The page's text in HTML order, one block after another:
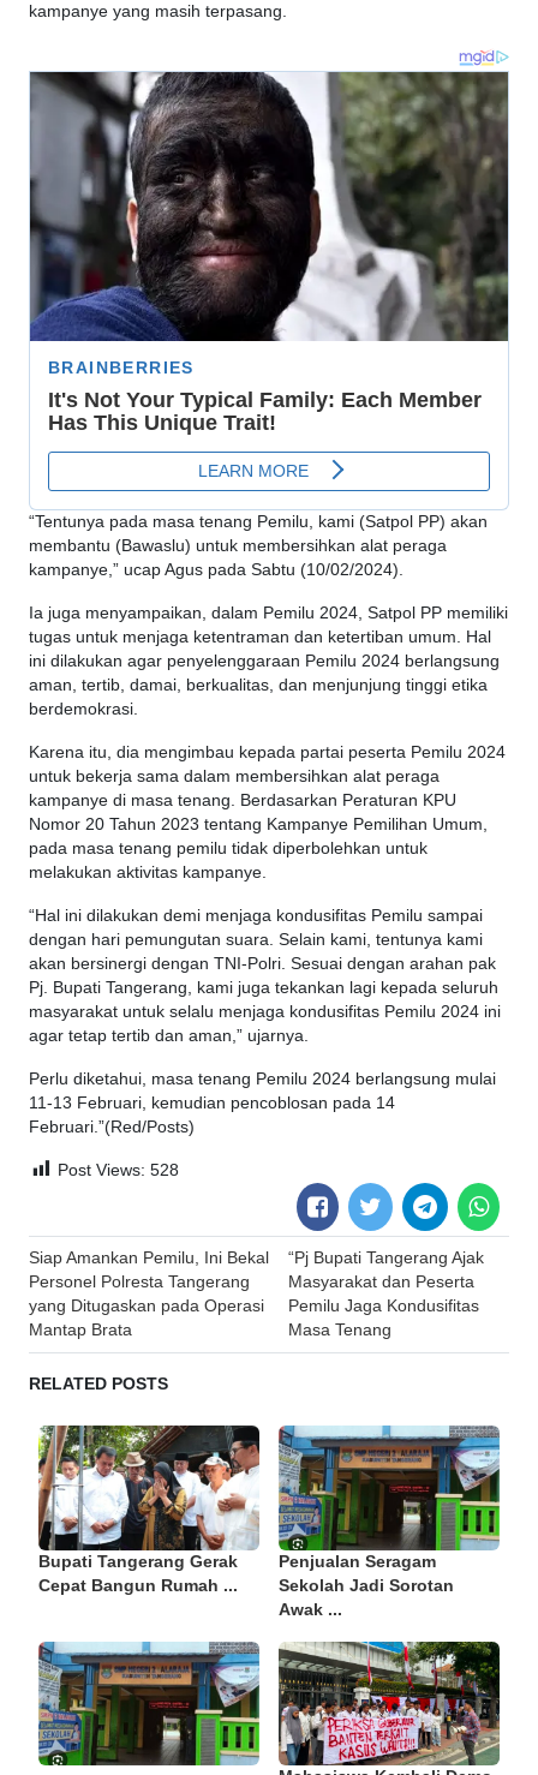
kampanye yang masih terpasang.
“Tentunya pada masa tenang Pemilu, kami (Satpol PP) akan
membantu (Bawaslu) untuk membersihkan alat peraga
kampanye,” ucap Agus pada Sabtu (10/02/2024).
Ia juga menyampaikan, dalam Pemilu 2024, Satpol PP memiliki
tugas untuk menjaga ketentraman dan ketertiban umum. Hal
ini dilakukan agar penyelenggaraan Pemilu 2024 berlangsung
aman, tertib, damai, berkualitas, dan menjunjung tinggi etika
berdemokrasi.
Karena itu, dia mengimbau kepada partai peserta Pemilu 2024
untuk bekerja sama dalam membersihkan alat peraga
kampanye di masa tenang. Berdasarkan Peraturan KPU
Nomor 20 Tahun 2023 tentang Kampanye Pemilihan Umum,
pada masa tenang pemilu tidak diperbolehkan untuk
melakukan aktivitas kampanye.
“Hal ini dilakukan demi menjaga kondusifitas Pemilu sampai
dengan hari pemungutan suara. Selain kami, tentunya kami
akan bersinergi dengan TNI-Polri. Sesuai dengan arahan pak
Pj. Bupati Tangerang, kami juga tekankan lagi kepada seluruh
masyarakat untuk selalu menjaga kondusifitas Pemilu 2024 ini
agar tetap tertib dan aman,” ujarnya.
Perlu diketahui, masa tenang Pemilu 2024 berlangsung mulai
11-13 Februari, kemudian pencoblosan pada 14
Februari.”(Red/Posts)
Post Views: 528
Post
navigation
Siap Amankan Pemilu, Ini Bekal
Personel Polresta Tangerang
yang Ditugaskan pada Operasi
Mantap Brata
“Pj Bupati Tangerang Ajak
Masyarakat dan Peserta
Pemilu Jaga Kondusifitas
Masa Tenang
RELATED POSTS
Bupati Tangerang Gerak
Cepat Bangun Rumah ...
Penjualan Seragam
Sekolah Jadi Sorotan
Awak ...